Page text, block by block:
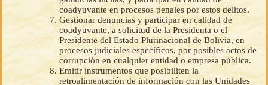
coadyuvante en procesos penales por estos delitos.
Gestionar denuncias y participar en calidad de
coadyuvante, a solicitud de la Presidenta o el
Presidente del Estado Plurinacional de Bolivia, en
procesos judiciales específicos, por posibles actos de
corrupción en cualquier entidad o empresa pública.
Emitir instrumentos que posibiliten la
retroalimentación de información con las Unidades